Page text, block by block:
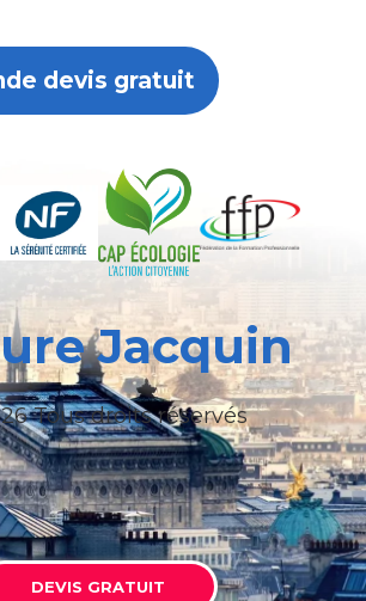
devis gratuit
Jacquin
Tous droits réservés
DEVIS GRATUIT